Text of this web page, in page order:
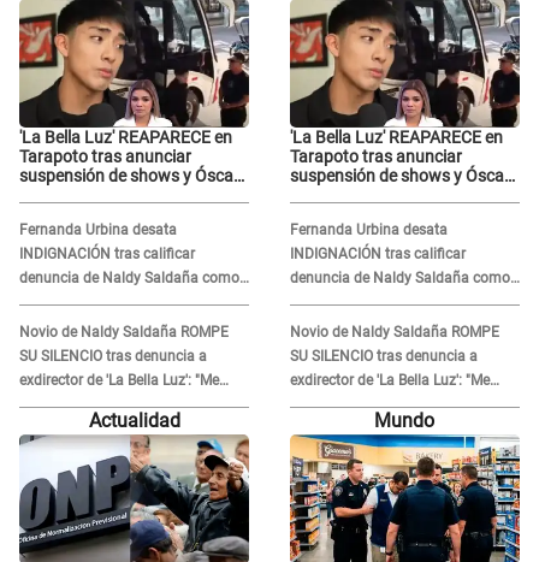
'La Bella Luz' REAPARECE en
Tarapoto tras anunciar
suspensión de shows y Óscar
Fernanda Urbina desata
INDIGNACIÓN tras calificar
denuncia de Naldy Saldaña como
'acto bochornoso': "No es justo
atacar a otra mujer"
Novio de Naldy Saldaña ROMPE
SU SILENCIO tras denuncia a
exdirector de 'La Bella Luz': "Me
basta con que ella esté bien"
'La Bella Luz' REAPARECE en
Tarapoto tras anunciar
suspensión de shows y Óscar
Fernanda Urbina desata
INDIGNACIÓN tras calificar
denuncia de Naldy Saldaña como
'acto bochornoso': "No es justo
atacar a otra mujer"
Novio de Naldy Saldaña ROMPE
SU SILENCIO tras denuncia a
exdirector de 'La Bella Luz': "Me
basta con que ella esté bien"
Actualidad Mundo